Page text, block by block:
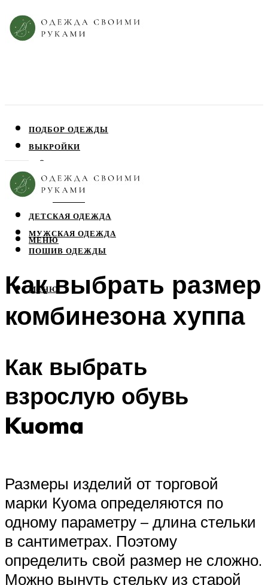
ПОДБОР ОДЕЖДЫ
ВЫКРОЙКИ
ЮБКИ
ДЕТСКАЯ ОДЕЖДА
МУЖСКАЯ ОДЕЖДА
ПОШИВ ОДЕЖДЫ
МЕНЮ
МЕНЮ
Как выбрать размер
комбинезона хуппа
Как выбрать
взрослую обувь
Kuoma
Размеры изделий от торговой
марки Куома определяются по
одному параметру – длина стельки
в сантиметрах. Поэтому
определить свой размер не сложно.
Можно вынуть стельку из старой